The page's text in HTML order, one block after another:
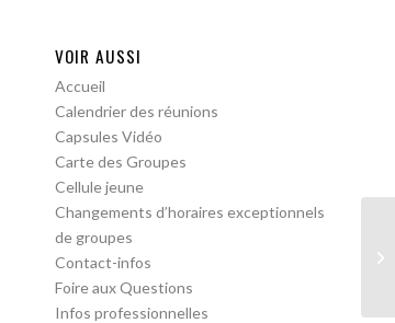
VOIR AUSSI
Accueil
Calendrier des réunions
Capsules Vidéo
Carte des Groupes
Cellule jeune
Changements d’horaires exceptionnels
de groupes
Contact-infos
Foire aux Questions
Infos professionnelles